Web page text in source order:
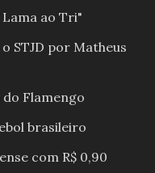
ao Tri"
STJD por Matheus
Flamengo
brasileiro
com R$ 0,90